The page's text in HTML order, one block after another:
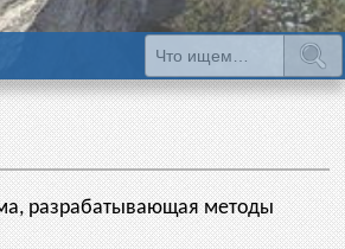
разрабатывающая методы